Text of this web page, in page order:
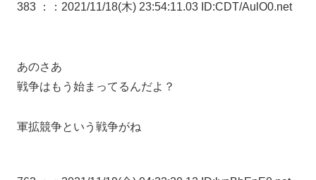
383 ： ：2021/11/18(木) 23:54:11.03 ID:CDT/AulO0.net
あのさあ
戦争はもう始まってるんだよ？
軍拡競争という戦争がね